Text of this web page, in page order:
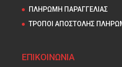
ΠΛΗΡΩΜΗ ΠΑΡΑΓΓΕΛΙΑΣ
ΤΡΟΠΟΙ ΑΠΟΣΤΟΛΗΣ
ΕΠΙΚΟΙΝΩΝΙΑ